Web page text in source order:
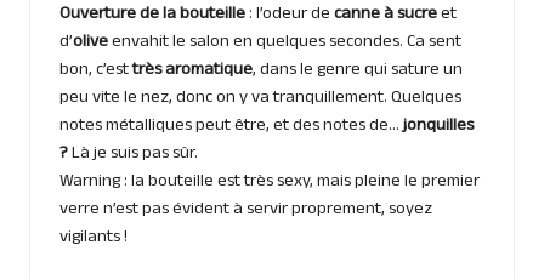
Ouverture de la bouteille: l’odeur decanne à sucreet
d’oliveenvahit le salon en quelques secondes. Ca sent
bon, c’esttrès aromatique, dans le genre qui sature un
peu vite le nez, donc on y va tranquillement. Quelques
notes métalliques peut être, et des notes de…jonquilles
?Là je suis pas sûr.
Warning : la bouteille est très sexy, mais pleine le premier
verre n’est pas évident à servir proprement, soyez
vigilants !